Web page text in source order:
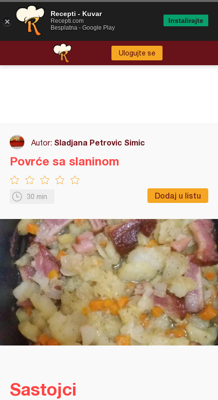
Ulogujte se
Autor: Sladjana Petrovic Simic
30 min Dodaj u listu
Povrće sa slaninom
Sastojci
Recepti - Kuvar
Recepti.com
Besplatna - Google Play
Instalirajte